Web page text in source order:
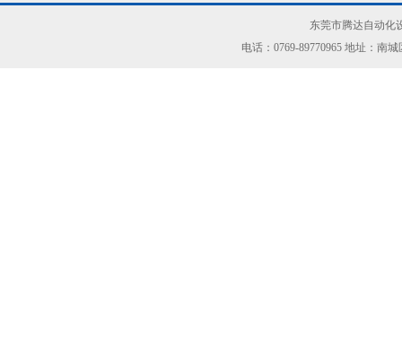
东莞市腾达自动化
电话：0769-89770965 地址：南